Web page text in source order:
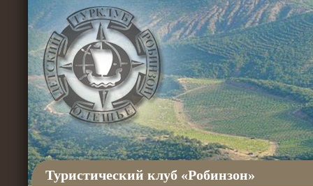
Туристический клуб «Робинзон»